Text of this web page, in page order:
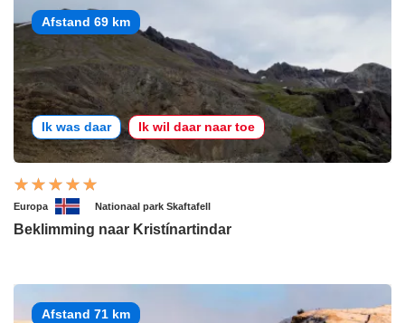
Afstand 69 km
Ik was daar Ik wil daar naar toe
Europa Nationaal park Skaftafell
Beklimming naar Kristínartindar
Afstand 71 km